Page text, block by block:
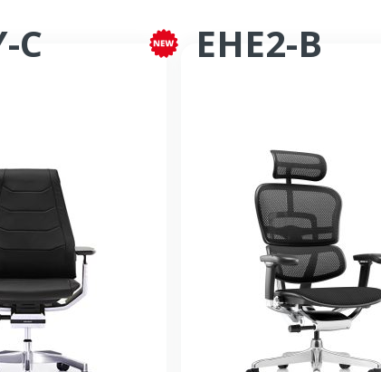
C EHE2-B